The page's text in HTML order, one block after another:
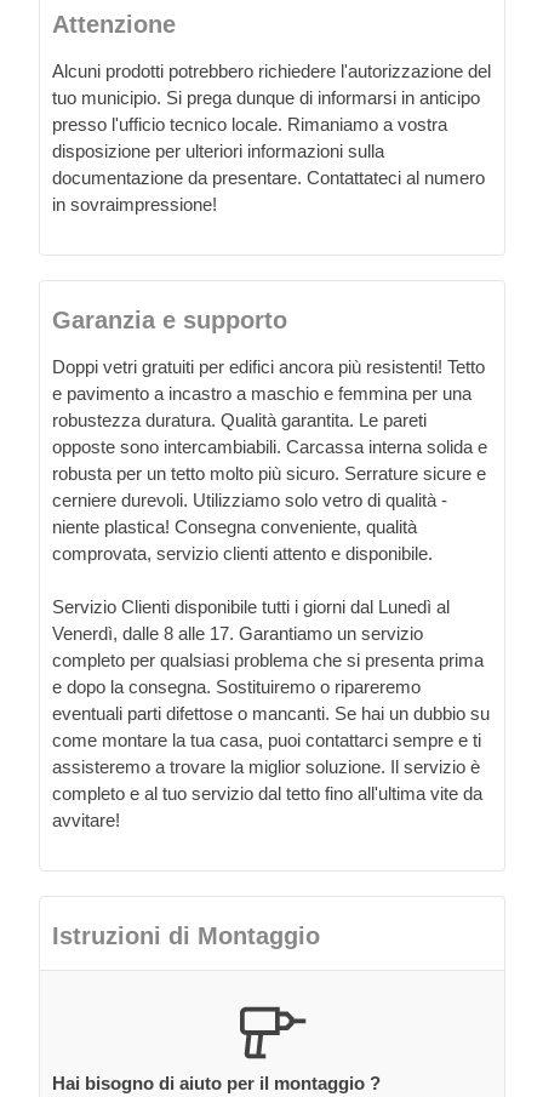
Attenzione
Alcuni prodotti potrebbero richiedere l'autorizzazione del
tuo municipio. Si prega dunque di informarsi in anticipo
presso l'ufficio tecnico locale. Rimaniamo a vostra
disposizione per ulteriori informazioni sulla
documentazione da presentare. Contattateci al numero
in sovraimpressione!
Garanzia e supporto
Doppi vetri gratuiti per edifici ancora più resistenti! Tetto
e pavimento a incastro a maschio e femmina per una
robustezza duratura. Qualità garantita. Le pareti
opposte sono intercambiabili. Carcassa interna solida e
robusta per un tetto molto più sicuro. Serrature sicure e
cerniere durevoli. Utilizziamo solo vetro di qualità -
niente plastica! Consegna conveniente, qualità
comprovata, servizio clienti attento e disponibile.
Servizio Clienti disponibile tutti i giorni dal Lunedì al
Venerdì, dalle 8 alle 17. Garantiamo un servizio
completo per qualsiasi problema che si presenta prima
e dopo la consegna. Sostituiremo o ripareremo
eventuali parti difettose o mancanti. Se hai un dubbio su
come montare la tua casa, puoi contattarci sempre e ti
assisteremo a trovare la miglior soluzione. Il servizio è
completo e al tuo servizio dal tetto fino all'ultima vite da
avvitare!
Istruzioni di Montaggio
Hai bisogno di aiuto per il montaggio ?